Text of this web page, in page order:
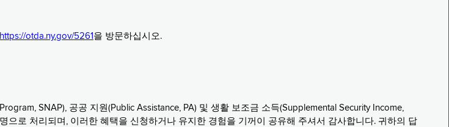
https://otda.ny.gov/5261 을 방문하십시오.
SNAP), 공공 지원(Public Assistance, PA) 및 생활 보조금 소득(Supplemental Security Income,
로 처리되며, 이러한 혜택을 신청하거나 유지한 경험을 기꺼이 공유해 주셔서 감사합니다. 귀하의 답